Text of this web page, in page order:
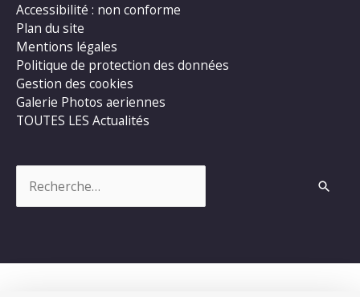
Accessibilité : non conforme
Plan du site
Mentions légales
Politique de protection des données
Gestion des cookies
Galerie Photos aeriennes
TOUTES LES Actualités